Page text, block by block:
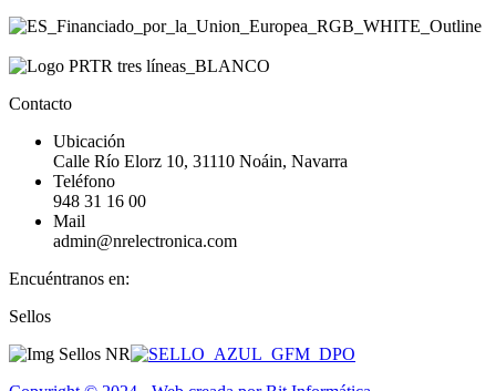
Contacto
Ubicación
Calle Río Elorz 10, 31110 Noáin, Navarra
Teléfono
948 31 16 00
Mail
admin@nrelectronica.com
Encuéntranos en:
Facebook
opens
Linkedin
opens
Instagram
opens
Sellos